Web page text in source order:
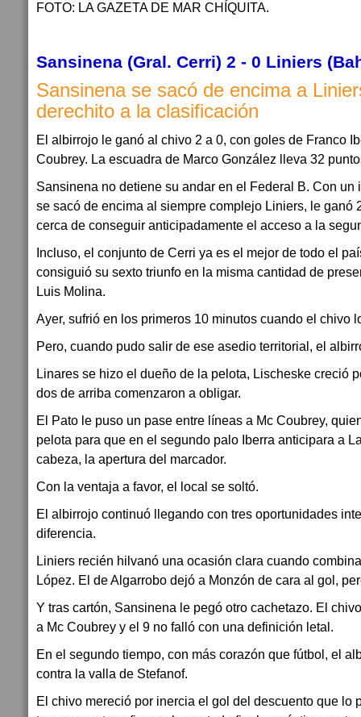
FOTO: LA GAZETA DE MAR CHÍQUITA.
Sansinena (Gral. Cerri) 2 - 0 Liniers
Sansinena se sacó de encima a
derechito a la clasificación
El albirrojo le ganó al chivo 2 a 0, con goles de Franco
Coubrey. La escuadra de Marco González lleva 32
Sansinena no detiene su andar en el Federal B. Con un
se sacó de encima al siempre complejo Liniers, le ganó
cerca de conseguir anticipadamente el acceso a la
Incluso, el conjunto de Cerri ya es el mejor de todo el
consiguió su sexto triunfo en la misma cantidad de
Luis Molina.
Ayer, sufrió en los primeros 10 minutos cuando el chivo
Pero, cuando pudo salir de ese asedio territorial, el
Linares se hizo el dueño de la pelota, Lischeske creció
dos de arriba comenzaron a obligar.
El Pato le puso un pase entre líneas a Mc Coubrey,
pelota para que en el segundo palo Iberra anticipara a
cabeza, la apertura del marcador.
Con la ventaja a favor, el local se soltó.
El albirrojo continuó llegando con tres oportunidades
diferencia.
Liniers recién hilvanó una ocasión clara cuando
López. El de Algarrobo dejó a Monzón de cara al gol,
Y tras cartón, Sansinena le pegó otro cachetazo. El
a Mc Coubrey y el 9 no falló con una definición letal.
En el segundo tiempo, con más corazón que fútbol, el
contra la valla de Stefanof.
El chivo mereció por inercia el gol del descuento que lo